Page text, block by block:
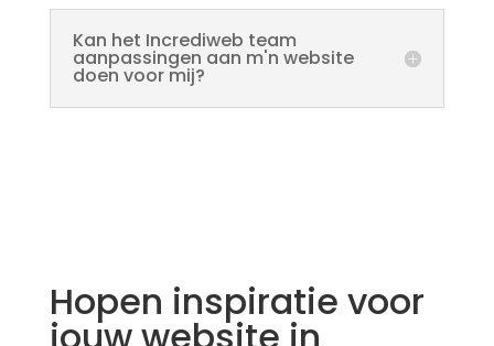
Kan het Incrediweb team
aanpassingen aan m'n website
doen voor mij?
Hopen inspiratie voor